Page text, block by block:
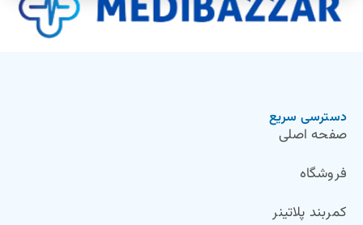
دسترسی سریع
صفحه اصلی
فروشگاه
کمربند پلاتینر